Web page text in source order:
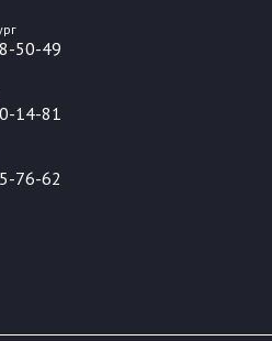
50-49
14-81
76-62